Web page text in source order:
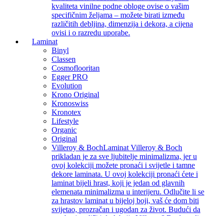
kvaliteta vinilne podne obloge ovise o vašim
specifičnim željama – možete birati između
različitih debljina, dimenzija i dekora, a cijena
ovisi i o razredu uporabe.
Laminat
Binyl
Classen
Cosmoflooritan
Egger PRO
Evolution
Krono Original
Kronoswiss
Kronotex
Lifestyle
Organic
Original
Villeroy & BochLaminat Villeroy & Boch
prikladan je za sve ljubitelje minimalizma, jer u
ovoj kolekciji možete pronaći i svijetle i tamne
dekore laminata. U ovoj kolekciji pronaći ćete i
laminat bijeli hrast, koji je jedan od glavnih
elemenata minimalizma u interijeru. Odlučite li se
za hrastov laminat u bijeloj boji, vaš će dom biti
svijetao, prozračan i ugodan za život. Budući da